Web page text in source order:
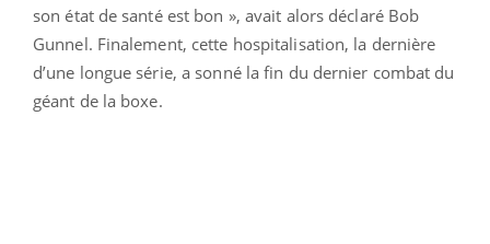
son état de santé est bon », avait alors déclaré Bob
Gunnel. Finalement, cette hospitalisation, la dernière
d’une longue série, a sonné la fin du dernier combat du
géant de la boxe.